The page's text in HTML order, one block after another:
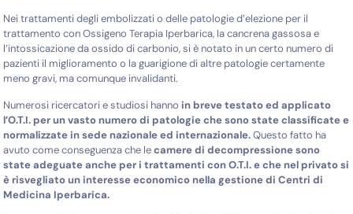
Nei trattamenti degli embolizzati o delle patologie d’elezione per il
trattamento con Ossigeno Terapia Iperbarica, la cancrena gassosa e
l’intossicazione da ossido di carbonio, si è notato in un certo numero di
pazienti il miglioramento o la guarigione di altre patologie certamente
meno gravi, ma comunque invalidanti.
Numerosi ricercatori e studiosi hannoin breve testato ed applicato
l’O.T.I. per un vasto numero di patologie che sono state classificate e
normalizzate in sede nazionale ed internazionale.Questo fatto ha
avuto come conseguenza che lecamere di decompressione sono
stateadeguate anche per i trattamenti con O.T.I. e che nel privato si
è risvegliato un interesse economico nella gestione di Centri di
Medicina Iperbarica.